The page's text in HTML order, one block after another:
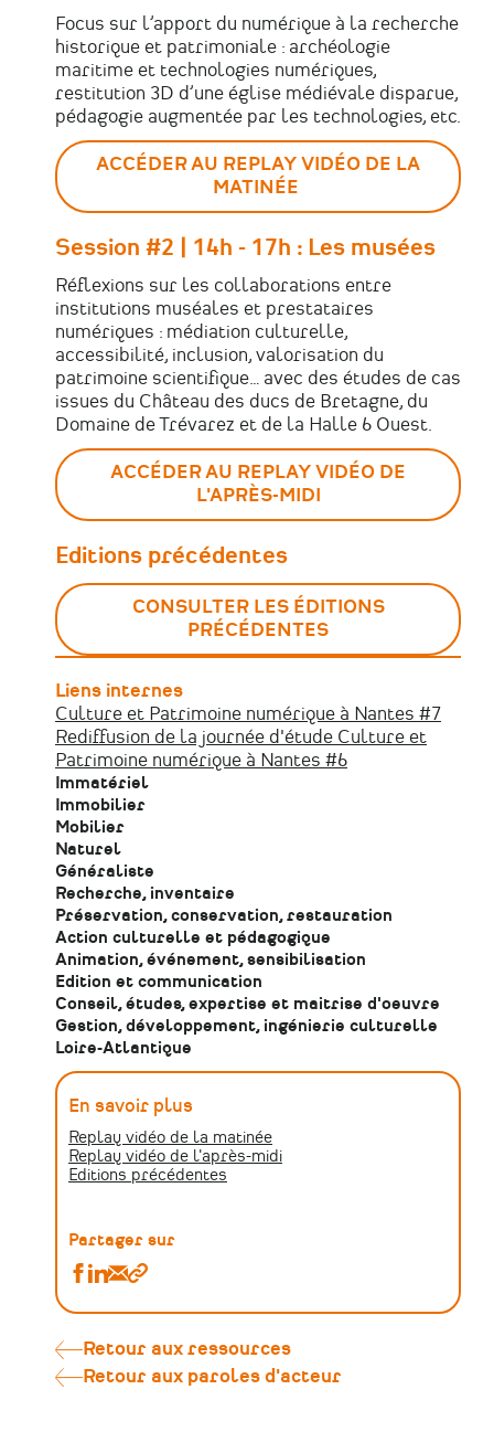
Focus sur l’apport du numérique à la recherche
historique et patrimoniale : archéologie
maritime et technologies numériques,
restitution 3D d’une église médiévale disparue,
pédagogie augmentée par les technologies, etc.
ACCÉDER AU REPLAY VIDÉO DE LA
MATINÉE
Session #2 | 14h - 17h : Les musées
Réflexions sur les collaborations entre
institutions muséales et prestataires
numériques : médiation culturelle,
accessibilité, inclusion, valorisation du
patrimoine scientifique… avec des études de cas
issues du Château des ducs de Bretagne, du
Domaine de Trévarez et de la Halle 6 Ouest.
ACCÉDER AU REPLAY VIDÉO DE
L'APRÈS-MIDI
Editions précédentes
CONSULTER LES ÉDITIONS
PRÉCÉDENTES
Liens internes
Culture et Patrimoine numérique à Nantes #7
Rediffusion de la journée d'étude Culture et
Patrimoine numérique à Nantes #6
Immatériel
Immobilier
Mobilier
Naturel
Généraliste
Recherche, inventaire
Préservation, conservation, restauration
Action culturelle et pédagogique
Animation, événement, sensibilisation
Edition et communication
Conseil, études, expertise et maitrise d'oeuvre
Gestion, développement, ingénierie culturelle
Loire-Atlantique
En savoir plus
Replay vidéo de la matinée
Replay vidéo de l'après-midi
Editions précédentes
Partager sur
Partager
de
la
journée
Partager
de
la
journée
Partager
de
la
d'étude
lien
Retour aux ressources
Retour aux paroles d'acteur